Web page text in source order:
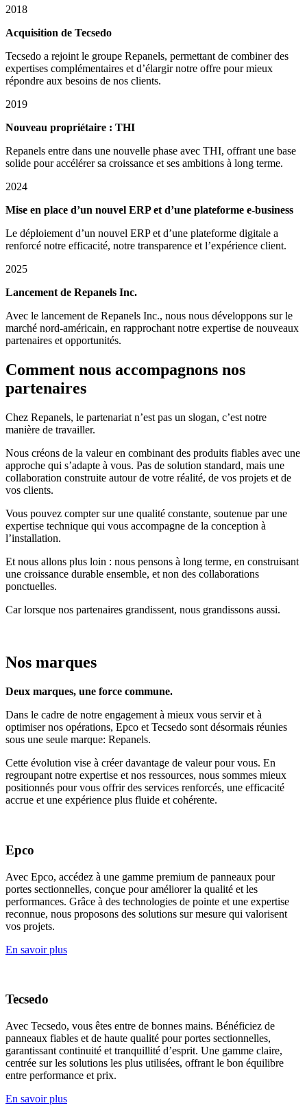
2018
Acquisition de Tecsedo
Tecsedo a rejoint le groupe Repanels, permettant de combiner des
expertises complémentaires et d’élargir notre offre pour mieux
répondre aux besoins de nos clients.
2019
Nouveau propriétaire : THI
Repanels entre dans une nouvelle phase avec THI, offrant une base
solide pour accélérer sa croissance et ses ambitions à long terme.
2024
Mise en place d’un nouvel ERP et d’une plateforme e-business
Le déploiement d’un nouvel ERP et d’une plateforme digitale a
renforcé notre efficacité, notre transparence et l’expérience client.
2025
Lancement de Repanels Inc.
Avec le lancement de Repanels Inc., nous nous développons sur le
marché nord-américain, en rapprochant notre expertise de nouveaux
partenaires et opportunités.
Comment nous accompagnons nos
partenaires
Chez Repanels, le partenariat n’est pas un slogan, c’est notre
manière de travailler.
Nous créons de la valeur en combinant des produits fiables avec une
approche qui s’adapte à vous. Pas de solution standard, mais une
collaboration construite autour de votre réalité, de vos projets et de
vos clients.
Vous pouvez compter sur une qualité constante, soutenue par une
expertise technique qui vous accompagne de la conception à
l’installation.
Et nous allons plus loin : nous pensons à long terme, en construisant
une croissance durable ensemble, et non des collaborations
ponctuelles.
Car lorsque nos partenaires grandissent, nous grandissons aussi.
Nos marques
Deux marques, une force commune.
Dans le cadre de notre engagement à mieux vous servir et à
optimiser nos opérations, Epco et Tecsedo sont désormais réunies
sous une seule marque: Repanels.
Cette évolution vise à créer davantage de valeur pour vous. En
regroupant notre expertise et nos ressources, nous sommes mieux
positionnés pour vous offrir des services renforcés, une efficacité
accrue et une expérience plus fluide et cohérente.
Epco
Avec Epco, accédez à une gamme premium de panneaux pour
portes sectionnelles, conçue pour améliorer la qualité et les
performances. Grâce à des technologies de pointe et une expertise
reconnue, nous proposons des solutions sur mesure qui valorisent
vos projets.
En savoir plus
Tecsedo
Avec Tecsedo, vous êtes entre de bonnes mains. Bénéficiez de
panneaux fiables et de haute qualité pour portes sectionnelles,
garantissant continuité et tranquillité d’esprit. Une gamme claire,
centrée sur les solutions les plus utilisées, offrant le bon équilibre
entre performance et prix.
En savoir plus